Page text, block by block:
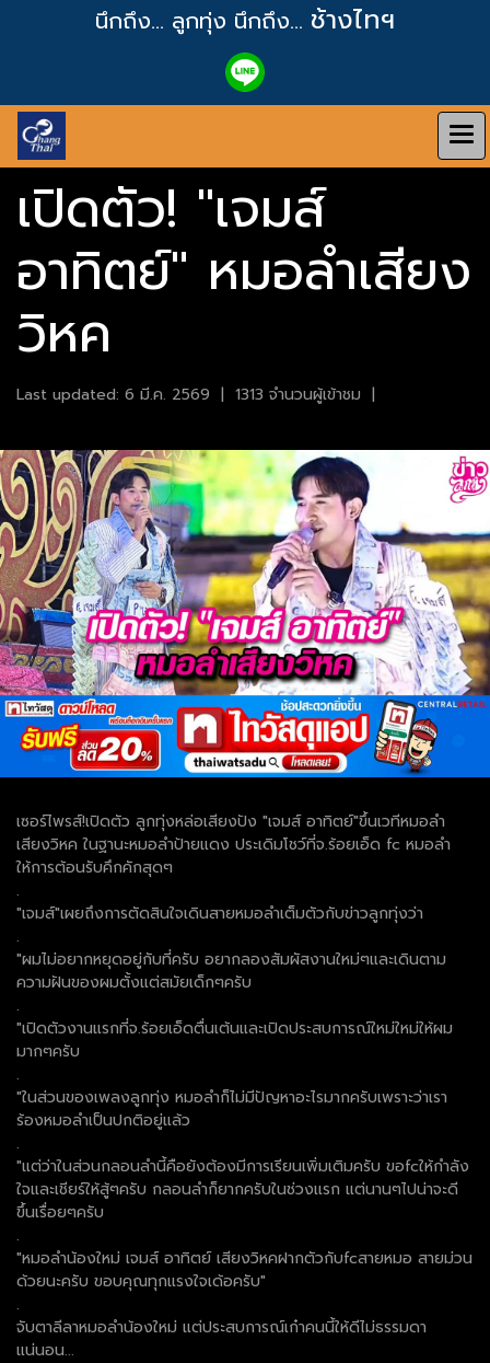
นึกถึง... ลูกทุ่ง นึกถึง... ช้างไทฯ
เปิดตัว! "เจมส์
อาทิตย์" หมอลำเสียง
วิหค
Last updated: 6 มี.ค. 2569 | 1313 จำนวนผู้เข้าชม |
เซอร์ไพรส์!เปิดตัว ลูกทุ่งหล่อเสียงปัง "เจมส์ อาทิตย์"ขึ้นเวทีหมอลำ
เสียงวิหค ในฐานะหมอลำป้ายแดง ประเดิมโชว์ที่จ.ร้อยเอ็ด fc หมอลำ
ให้การต้อนรับคึกคักสุดๆ
.
"เจมส์"เผยถึงการตัดสินใจเดินสายหมอลำเต็มตัวกับข่าวลูกทุ่งว่า
.
"ผมไม่อยากหยุดอยู่กับที่ครับ อยากลองสัมผัสงานใหม่ๆและเดินตาม
ความฝันของผมตั้งแต่สมัยเด็กๆครับ
.
"เปิดตัวงานแรกที่จ.ร้อยเอ็ดตื่นเต้นและเปิดประสบการณ์ใหม่ใหม่ให้ผม
มากๆครับ
.
"ในส่วนของเพลงลูกทุ่ง หมอลำก็ไม่มีปัญหาอะไรมากครับเพราะว่าเรา
ร้องหมอลำเป็นปกติอยู่แล้ว
.
"แต่ว่าในส่วนกลอนลำนี้คือยังต้องมีการเรียนเพิ่มเติมครับ ขอfcให้กำลัง
ใจและเชียร์ให้สู้ๆครับ กลอนลำก็ยากครับในช่วงเเรก แต่นานๆไปน่าจะดี
ขึ้นเรื่อยๆครับ
.
"หมอลำน้องใหม่ เจมส์ อาทิตย์ เสียงวิหคฝากตัวกับfcสายหมอ สายม่วน
ด้วยนะครับ ขอบคุณทุกแรงใจเด้อครับ"
.
จับตาลีลาหมอลำน้องใหม่ แต่ประสบการณ์เก๋าคนนี้ให้ดีไม่ธรรมดา
แน่นอน...